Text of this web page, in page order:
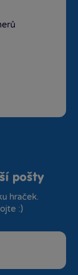
pošty
hraček.
:)